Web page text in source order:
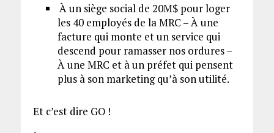
À un siège social de 20M$ pour loger
les 40 employés de la MRC – À une
facture qui monte et un service qui
descend pour ramasser nos ordures –
À une MRC et à un préfet qui pensent
plus à son marketing qu’à son utilité.
Et c’est dire GO !